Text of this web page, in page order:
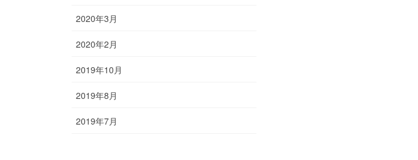
2020年3月
2020年2月
2019年10月
2019年8月
2019年7月